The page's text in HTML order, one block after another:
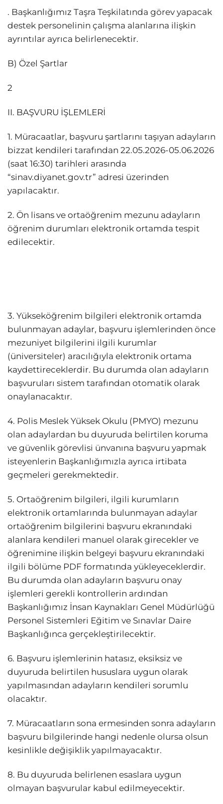
. Başkanlığımız Taşra Teşkilatında görev yapacak
destek personelinin çalışma alanlarına ilişkin
ayrıntılar ayrıca belirlenecektir.
B) Özel Şartlar
2
II. BAŞVURU İŞLEMLERİ
1. Müracaatlar, başvuru şartlarını taşıyan adayların
bizzat kendileri tarafından 22.05.2026-05.06.2026
(saat 16:30) tarihleri arasında
“sinav.diyanet.gov.tr” adresi üzerinden
yapılacaktır.
2. Ön lisans ve ortaöğrenim mezunu adayların
öğrenim durumları elektronik ortamda tespit
edilecektir.
3. Yükseköğrenim bilgileri elektronik ortamda
bulunmayan adaylar, başvuru işlemlerinden önce
mezuniyet bilgilerini ilgili kurumlar
(üniversiteler) aracılığıyla elektronik ortama
kaydettireceklerdir. Bu durumda olan adayların
başvuruları sistem tarafından otomatik olarak
onaylanacaktır.
4. Polis Meslek Yüksek Okulu (PMYO) mezunu
olan adaylardan bu duyuruda belirtilen koruma
ve güvenlik görevlisi ünvanına başvuru yapmak
isteyenlerin Başkanlığımızla ayrıca irtibata
geçmeleri gerekmektedir.
5. Ortaöğrenim bilgileri, ilgili kurumların
elektronik ortamlarında bulunmayan adaylar
ortaöğrenim bilgilerini başvuru ekranındaki
alanlara kendileri manuel olarak girecekler ve
öğrenimine ilişkin belgeyi başvuru ekranındaki
ilgili bölüme PDF formatında yükleyeceklerdir.
Bu durumda olan adayların başvuru onay
işlemleri gerekli kontrollerin ardından
Başkanlığımız İnsan Kaynakları Genel Müdürlüğü
Personel Sistemleri Eğitim ve Sınavlar Daire
Başkanlığınca gerçekleştirilecektir.
6. Başvuru işlemlerinin hatasız, eksiksiz ve
duyuruda belirtilen hususlara uygun olarak
yapılmasından adayların kendileri sorumlu
olacaktır.
7. Müracaatların sona ermesinden sonra adayların
başvuru bilgilerinde hangi nedenle olursa olsun
kesinlikle değişiklik yapılmayacaktır.
8. Bu duyuruda belirlenen esaslara uygun
olmayan başvurular kabul edilmeyecektir.